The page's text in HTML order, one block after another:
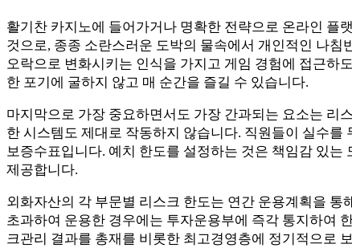
활기찬 카지노에 들어가거나 명확한 전략으로 온라인 플
것으로, 종종 소란스러운 도박의 물속에서 개인적인 나
오락으로 변화시키는 인식을 가지고 게임 경험에 접근하
한 포기에 굴하지 않고 매 순간을 즐길 수 있습니다.
마지막으로 가장 중요하면서도 가장 간과되는 요소는 리
한 시스템도 제대로 작동하지 않습니다. 직원들이 실수
보증수표입니다. 예치 한도를 설정하는 것은 책임감 있
제공합니다.
외화자산의 각 부문별 리스크 한도는 연간 운용계획을
초과하여 운용한 경우에는 투자운용부에 즉각 통지하여
크관리 결과를 총재를 비롯한 최고경영층에 정기적으로